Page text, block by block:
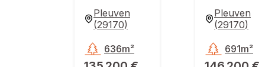
Pleuven
(29170)
636m²
Pleuven
(29170)
691m²